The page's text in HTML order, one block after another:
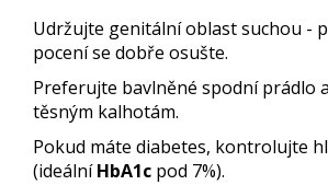
Udržujte genitální oblast suchou -
pocení se dobře osušte.
Preferujte bavlněné spodní prádlo
těsným kalhotám.
Pokud máte diabetes, kontrolujte
(ideálníHbA1c pod 7%).